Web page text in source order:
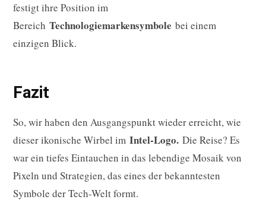
festigt ihre Position im
Bereich Technologiemarkensymbole bei einem
einzigen Blick.
Fazit
So, wir haben den Ausgangspunkt wieder erreicht, wie
dieser ikonische Wirbel im Intel-Logo. Die Reise? Es
war ein tiefes Eintauchen in das lebendige Mosaik von
Pixeln und Strategien, das eines der bekanntesten
Symbole der Tech-Welt formt.